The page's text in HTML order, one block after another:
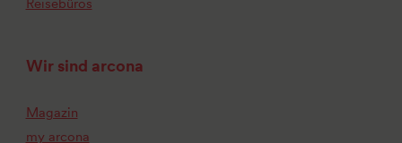
Reisebüros
Wir sind arcona
Magazin
my arcona